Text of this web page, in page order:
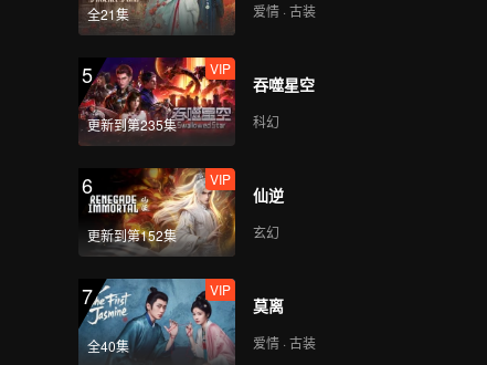
全21集 爱情 · 古装
5
更新到第235集
VIP
吞噬星空
科幻
6
更新到第152集
VIP
仙逆
玄幻
7
全40集
VIP
莫离
爱情 · 古装